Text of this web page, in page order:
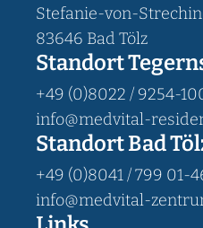
Stefanie-von-
83646 Bad Tölz
Standort
+49 (0)8022 / 9254-
info@medvital-
Standort Bad
+49 (0)8041 / 799 01-
info@medvital-